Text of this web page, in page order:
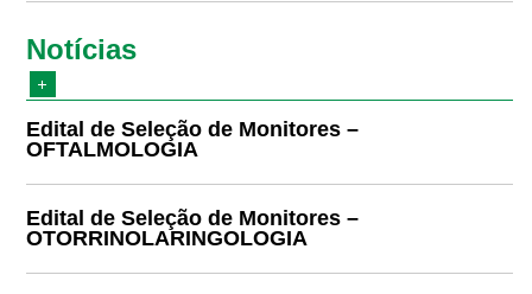
Notícias
Edital de Seleção de Monitores –
OFTALMOLOGIA
Edital de Seleção de Monitores –
OTORRINOLARINGOLOGIA